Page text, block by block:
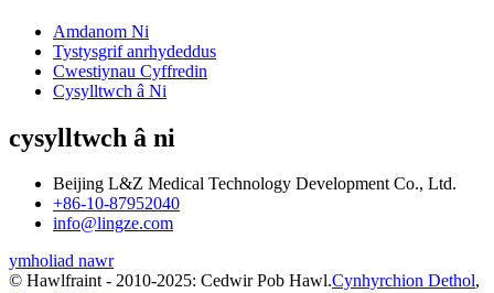
Amdanom Ni
Tystysgrif anrhydeddus
Cwestiynau Cyffredin
Cysylltwch â Ni
cysylltwch â ni
Beijing L&Z Medical Technology Development Co., Ltd.
+86-10-87952040
info@lingze.com
ymholiad nawr
© Hawlfraint - 2010-2025: Cedwir Pob Hawl.Cynhyrchion Dethol,